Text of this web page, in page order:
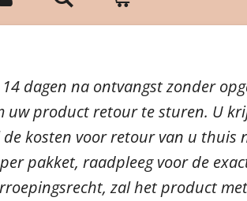
dagen na ontvangst zonder
uw product retour te sturen. U
kosten voor retour van u thuis
pakket, raadpleeg voor de
zal het product